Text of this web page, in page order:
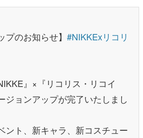
プのお知らせ】 #NIKKExリコリ
』×『リコリス・リコイ
ジョンアップが完了いたしまし
ント、新キャラ、新コスチュー